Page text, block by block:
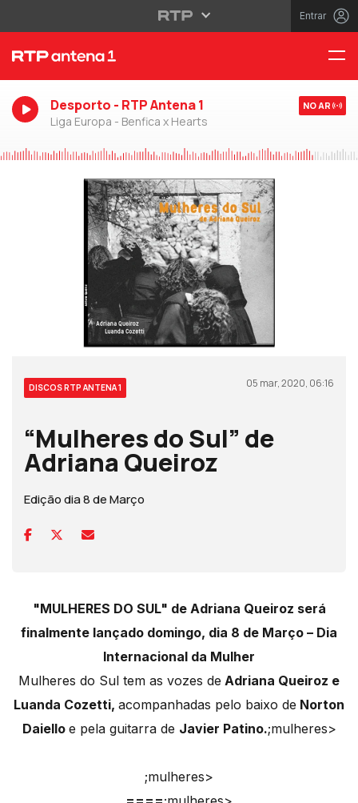
Entrar
Desporto - RTP Antena 1
Liga Europa - Benfica x Hearts
NO AR
DISCOS RTP ANTENA 1 05 mar, 2020, 06:16
“Mulheres do Sul” de
Adriana Queiroz
Edição dia 8 de Março
"MULHERES DO SUL" de Adriana Queiroz será
finalmente lançado domingo, dia 8 de Março – Dia
Internacional da Mulher
Mulheres do Sul tem as vozes de Adriana Queiroz e
Luanda Cozetti, acompanhadas pelo baixo de Norton
Daiello e pela guitarra de Javier Patino.;mulheres>
;mulheres>